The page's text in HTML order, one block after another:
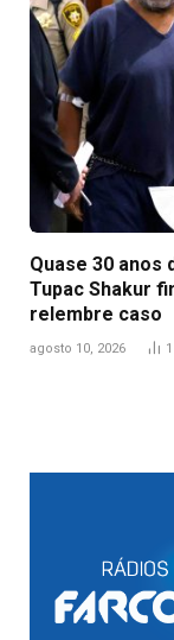
Quase 30 anos
Tupac Shakur
relembre caso
agosto 10, 2026 1